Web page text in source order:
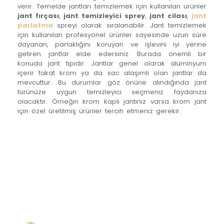
verir. Temelde jantları temizlemek için kullanılan ürünler
jant fırçası, jant temizleyici sprey, jant cilası, jant
parlatma spreyi olarak sıralanabilir. Jant temizlemek
için kullanılan profesyonel ürünler sayesinde uzun süre
dayanan, parlaklığını koruyan ve işlevini iyi yerine
getiren jantlar elde edersiniz. Burada önemli bir
konuda jant tipidir. Jantlar genel olarak alüminyum
içerir fakat krom ya da sac alaşımlı olan jantlar da
mevcuttur. Bu durumlar göz önüne alındığında jant
türünüze uygun temizleyici seçmeniz faydanıza
olacaktır. Örneğin krom kaplı jantınız varsa krom jant
için özel üretilmiş ürünler tercih etmeniz gerekir.